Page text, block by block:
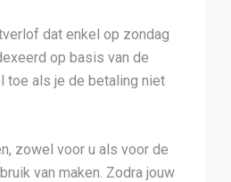
dat enkel op zondag
op basis van de
toe als je de betaling niet
zowel voor u als voor de
van maken. Zodra jouw